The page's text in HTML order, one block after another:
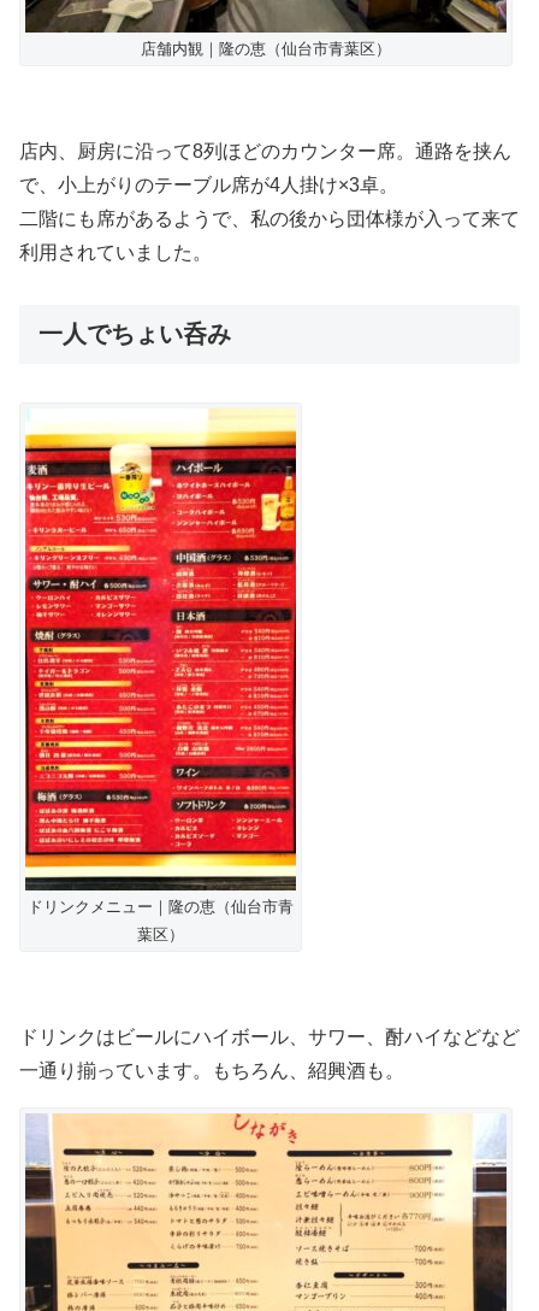
店舗内観｜隆の恵（仙台市青葉区）
店内、厨房に沿って8列ほどのカウンター席。通路を挟ん
で、小上がりのテーブル席が4人掛け×3卓。
二階にも席があるようで、私の後から団体様が入って来て
利用されていました。
一人でちょい呑み
ドリンクメニュー｜隆の恵（仙台市青
葉区）
ドリンクはビールにハイボール、サワー、酎ハイなどなど
一通り揃っています。もちろん、紹興酒も。